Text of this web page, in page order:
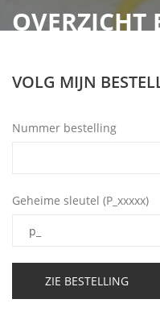
OVERZICHT
VOLG MIJN
Nummer bestelling
Geheime sleutel (P_xxxxx)